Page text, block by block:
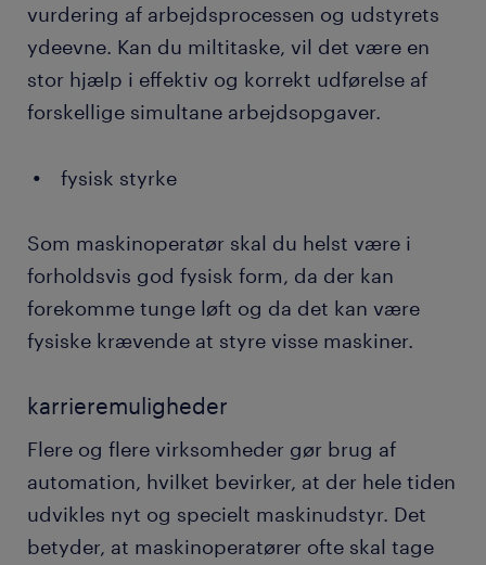
vurdering af arbejdsprocessen og udstyrets
ydeevne. Kan du miltitaske, vil det være en
stor hjælp i effektiv og korrekt udførelse af
forskellige simultane arbejdsopgaver.
fysisk styrke
Som maskinoperatør skal du helst være i
forholdsvis god fysisk form, da der kan
forekomme tunge løft og da det kan være
fysiske krævende at styre visse maskiner.
karrieremuligheder
Flere og flere virksomheder gør brug af
automation, hvilket bevirker, at der hele tiden
udvikles nyt og specielt maskinudstyr. Det
betyder, at maskinoperatører ofte skal tage